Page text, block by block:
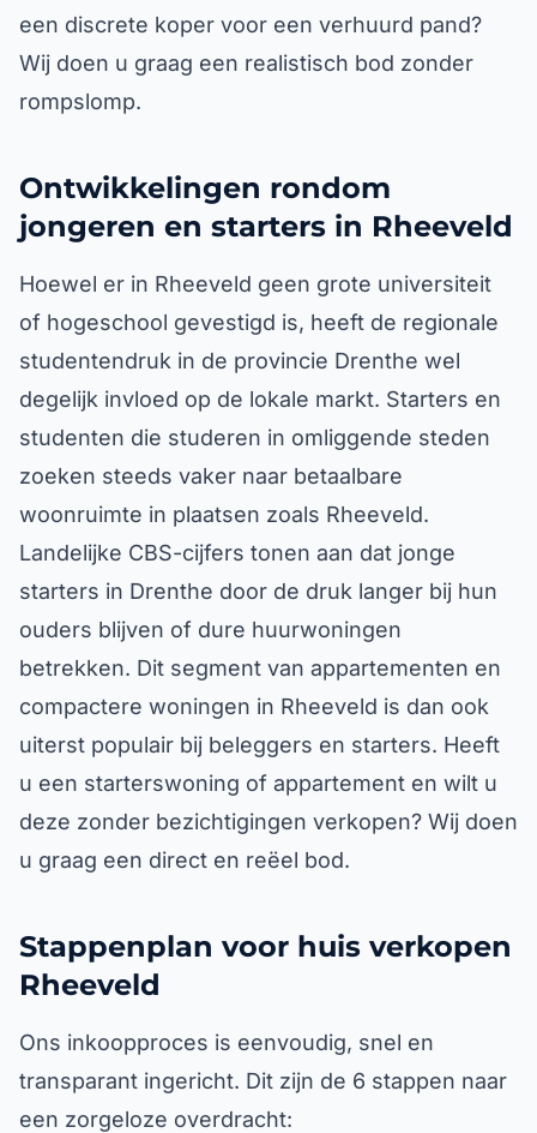
een discrete koper voor een verhuurd pand?
Wij doen u graag een realistisch bod zonder
rompslomp.
Ontwikkelingen rondom
jongeren en starters in Rheeveld
Hoewel er in Rheeveld geen grote universiteit
of hogeschool gevestigd is, heeft de regionale
studentendruk in de provincie Drenthe wel
degelijk invloed op de lokale markt. Starters en
studenten die studeren in omliggende steden
zoeken steeds vaker naar betaalbare
woonruimte in plaatsen zoals Rheeveld.
Landelijke CBS-cijfers tonen aan dat jonge
starters in Drenthe door de druk langer bij hun
ouders blijven of dure huurwoningen
betrekken. Dit segment van appartementen en
compactere woningen in Rheeveld is dan ook
uiterst populair bij beleggers en starters. Heeft
u een starterswoning of appartement en wilt u
deze zonder bezichtigingen verkopen? Wij doen
u graag een direct en reëel bod.
Stappenplan voor huis verkopen
Rheeveld
Ons inkoopproces is eenvoudig, snel en
transparant ingericht. Dit zijn de 6 stappen naar
een zorgeloze overdracht: